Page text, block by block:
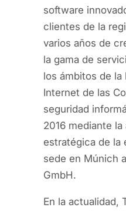
software
clientes de la
varios años de
la gama de
los ámbitos de la
Internet de las
seguridad
2016 mediante
estratégica de la
sede en Múnich
GmbH.
En la actualidad,